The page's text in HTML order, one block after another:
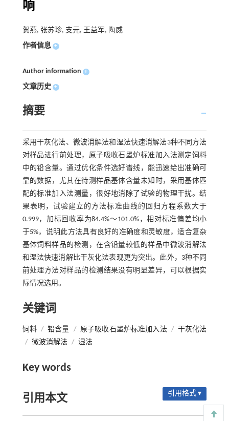
响
贺燕, 张苏珍, 支元, 王益军, 陶威
作者信息 +
Author information +
文章历史 +
摘要
采用干灰化法、微波消解法和湿法快速消解法3种不同方法
对样品进行前处理，原子吸收石墨炉标准加入法测定饲料
中的铅含量。通过优化条件选好谱线，能迅速给出准确可
靠的数据，尤其在待测样品基体含量未知时，采用基体匹
配的标准加入法测量，很好地消除了试验的物理干扰。结
果表明，试验建立的方法标准曲线的回归方程系数大于
0.999，加标回收率为84.4%～101.0%，相对标准偏差均小
于5%，说明此方法具有良好的准确度和灵敏度，适合复杂
基体饲料样品的检测，在含铅量较低的样品中微波消解法
和湿法快速消解比干灰化法表现更为突出。此外，3种不同
前处理方法对样品的检测结果没有明显差异，可以根据实
际情况选用。
关键词
饲料 / 铅含量 / 原子吸收石墨炉标准加入法 / 干灰化法
/ 微波消解法 / 湿法
Key words
引用本文 引用格式 ▾